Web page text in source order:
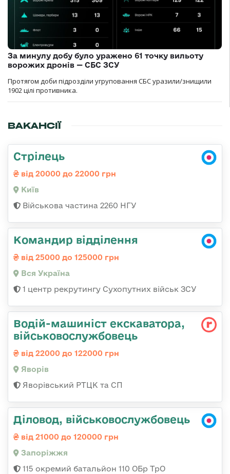
За минулу добу було уражено 61 точку вильоту
ворожих дронів — СБС ЗСУ
Протягом доби підрозділи угруповання СБС уразили/знищили
1902 цілі противника.
ВАКАНСІЇ
Стрілець
від 20000 до 22000 грн
Київ
Військова частина 2260 НГУ
Командир відділення
від 25000 до 125000 грн
Вся Україна
1 центр рекрутингу Сухопутних військ ЗСУ
Водій-машиніст екскаватора,
військовослужбовець
від 22000 до 122000 грн
Яворів
Яворівський РТЦК та СП
Діловод, військовослужбовець
від 21000 до 120000 грн
Запоріжжя
115 окремий батальйон 110 ОБр ТрО